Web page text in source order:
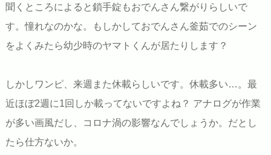
聞くところによると鎖手錠もおでんさん繋がりらしいで
す。憧れなのかな。もしかしておでんさん釜茹でのシーン
をよくみたら幼少時のヤマトくんが居たりします？
しかしワンピ、来週また休載らしいです。休載多い…。最
近ほぼ2週に1回しか載ってないですよね？ アナログが作業
が多い画風だし、コロナ渦の影響なんでしょうか。だとし
たら仕方ないか。